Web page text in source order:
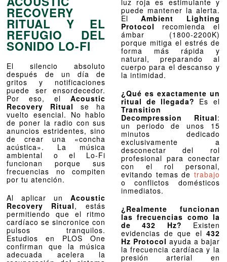
RECOVERY
RITUAL Y EL
REFUGIO DEL
SONIDO LO-FI
El silencio absoluto
después de un día de
gritos y notificaciones
puede ser ensordecedor.
Por eso, elAcoustic
Recovery Ritual
se ha
vuelto esencial. No hablo
de poner la radio con sus
anuncios estridentes, sino
de crear una «concha
acústica». La música
ambiental o el Lo-Fi
funcionan porque sus
frecuencias no compiten
por tu atención.
Al aplicar unAcoustic
Recovery Ritual, estás
permitiendo que el ritmo
cardíaco se sincronice con
pulsos tranquilos.
Estudios en PLOS One
confirman que la música
adecuada acelera la
luz roja es estimulante y
puede mantener la alerta.
El Ambient Lighting
Protocol recomienda el
ámbar (1800-2200K)
porque mitiga el estrés de
forma más rápida y
natural, preparando al
cuerpo para el descanso y
la intimidad.
¿Qué es exactamente un
ritual de llegada? Es el
Transition
Decompression Ritual:
un periodo de unos 15
minutos dedicado
exclusivamente a
desconectar del rol
profesional para conectar
con el rol personal,
evitando temas de trabajo
o conflictos domésticos
inmediatos.
¿Realmente funcionan
las frecuencias como la
de 432 Hz? Existen
evidencias de que el 432
Hz Protocol ayuda a bajar
la frecuencia cardíaca y la
presión arterial en